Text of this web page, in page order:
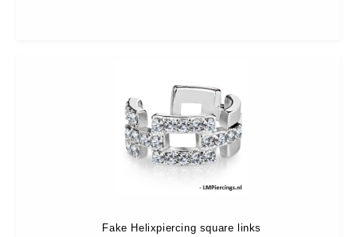
Fake Helixpiercing square links